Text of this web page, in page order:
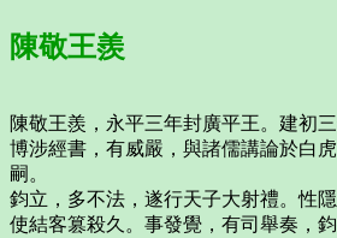
陳敬王羨
陳敬王羨，永平三年封廣平王。建初
博涉經書，有威嚴，與諸儒講論於白
嗣。
鈞立，多不法，遂行天子大射禮。性
使結客篡殺久。事發覺，有司舉奏，